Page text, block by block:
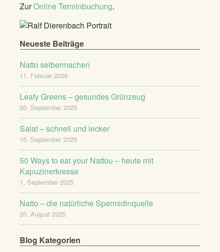
ZurOnline Terminbuchung.
Neueste Beiträge
Natto selbermachen
11. Februar 2026
Leafy Greens – gesundes Grünzeug
20. September 2025
Salat – schnell und lecker
15. September 2025
50 Ways to eat your Nattou – heute mit
Kapuzinerkresse
1. September 2025
Natto – die natürliche Spermidinquelle
20. August 2025
Blog Kategorien